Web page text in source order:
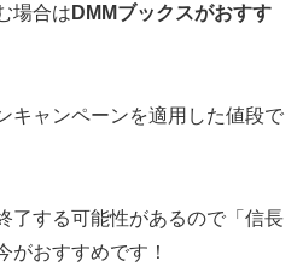
場合は DMMブックスがおすす
キャンペーンを適用した値段で
了する可能性があるので「信長
がおすすめです！